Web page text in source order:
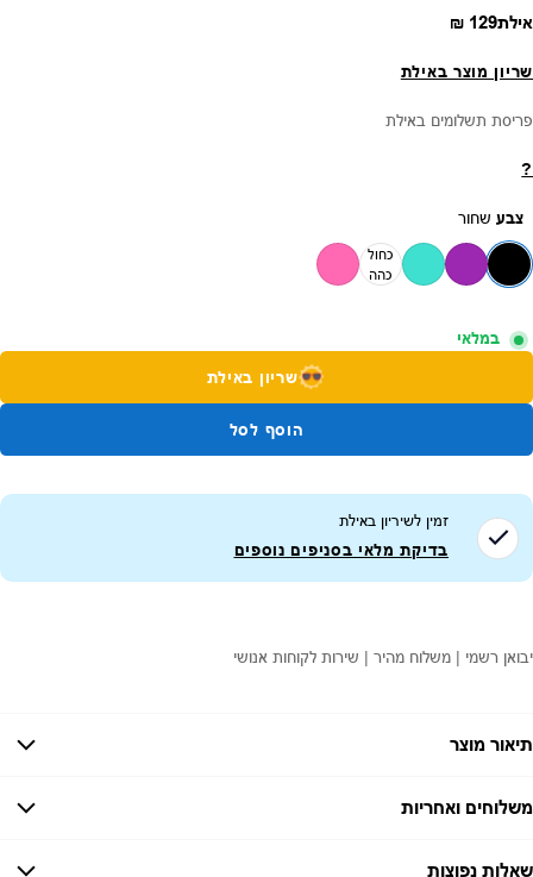
אילתמחיר רגיל
129 ₪
שריון מוצר באילת
פריסת תשלומים באילת
?
צבע שחור
כחול
כהה
במלאי
שריון באילת
הוסף לסל
זמין לשיריון באילת
בדיקת מלאי בסניפים נוספים
יבואן רשמי | משלוח מהיר | שירות לקוחות אנושי
תיאור מוצר
משלוחים ואחריות
שאלות נפוצות